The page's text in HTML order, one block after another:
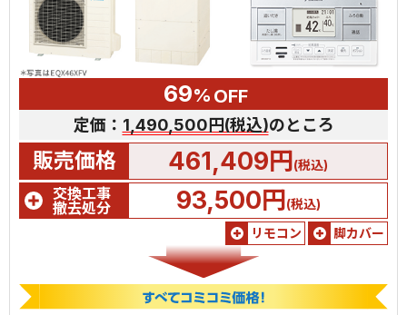
69% OFF
定価： 1,490,500円(税込)のところ
販売価格 461,409円(税込)
交換工事
撤去処分
93,500円(税込)
リモコン
脚カバー